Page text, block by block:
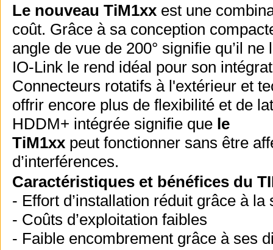
Le nouveau TiM1xx est une
coût. Grâce à sa conception
angle de vue de 200° signifie qu’il
IO-Link le rend idéal pour son
Connecteurs rotatifs à l'extérieur et
offrir encore plus de flexibilité et de
HDDM+ intégrée signifie que le
TiM1xx peut fonctionner sans être
d’interférences.
Caractéristiques et bénéfices du
- Effort d’installation réduit grâce à
- Coûts d’exploitation faibles
- Faible encombrement grâce à ses